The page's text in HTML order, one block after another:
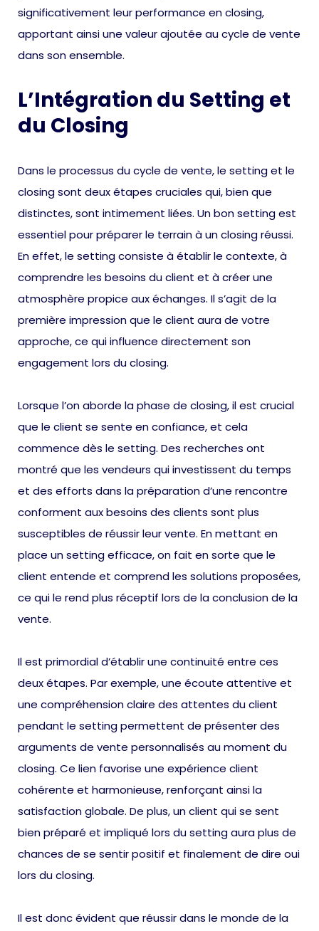
significativement leur performance en closing,
apportant ainsi une valeur ajoutée au cycle de vente
dans son ensemble.
L’Intégration du Setting et
du Closing
Dans le processus du cycle de vente, le setting et le
closing sont deux étapes cruciales qui, bien que
distinctes, sont intimement liées. Un bon setting est
essentiel pour préparer le terrain à un closing réussi.
En effet, le setting consiste à établir le contexte, à
comprendre les besoins du client et à créer une
atmosphère propice aux échanges. Il s’agit de la
première impression que le client aura de votre
approche, ce qui influence directement son
engagement lors du closing.
Lorsque l’on aborde la phase de closing, il est crucial
que le client se sente en confiance, et cela
commence dès le setting. Des recherches ont
montré que les vendeurs qui investissent du temps
et des efforts dans la préparation d’une rencontre
conforment aux besoins des clients sont plus
susceptibles de réussir leur vente. En mettant en
place un setting efficace, on fait en sorte que le
client entende et comprend les solutions proposées,
ce qui le rend plus réceptif lors de la conclusion de la
vente.
Il est primordial d’établir une continuité entre ces
deux étapes. Par exemple, une écoute attentive et
une compréhension claire des attentes du client
pendant le setting permettent de présenter des
arguments de vente personnalisés au moment du
closing. Ce lien favorise une expérience client
cohérente et harmonieuse, renforçant ainsi la
satisfaction globale. De plus, un client qui se sent
bien préparé et impliqué lors du setting aura plus de
chances de se sentir positif et finalement de dire oui
lors du closing.
Il est donc évident que réussir dans le monde de la